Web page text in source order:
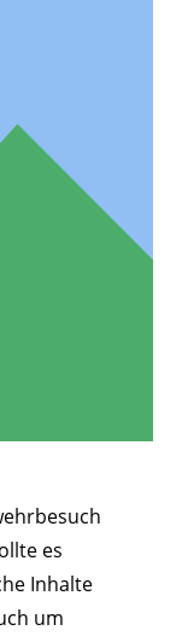
es
Inhalte
um